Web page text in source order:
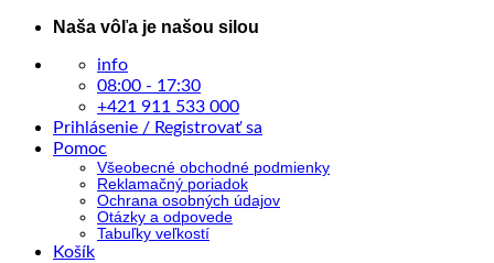
Skip
content
Naša vôľa je našou silou
info
08:00 - 17:30
+421 911 533 000
Prihlásenie / Registrovať sa
Pomoc
Všeobecné obchodné podmienky
Reklamačný poriadok
Ochrana osobných údajov
Otázky a odpovede
Tabuľky veľkostí
Košík